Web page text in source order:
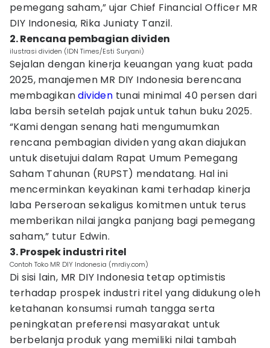
pemegang saham,” ujar Chief Financial Officer MR
DIY Indonesia, Rika Juniaty Tanzil.
2. Rencana pembagian dividen
ilustrasi dividen (IDN Times/Esti Suryani)
Sejalan dengan kinerja keuangan yang kuat pada
2025, manajemen MR DIY Indonesia berencana
membagikandividen tunai minimal 40 persen dari
laba bersih setelah pajak untuk tahun buku 2025.
“Kami dengan senang hati mengumumkan
rencana pembagian dividen yang akan diajukan
untuk disetujui dalam Rapat Umum Pemegang
Saham Tahunan (RUPST) mendatang. Hal ini
mencerminkan keyakinan kami terhadap kinerja
laba Perseroan sekaligus komitmen untuk terus
memberikan nilai jangka panjang bagi pemegang
saham,” tutur Edwin.
3. Prospek industri ritel
Contoh Toko MR DIY Indonesia (mrdiy.com)
Di sisi lain, MR DIY Indonesia tetap optimistis
terhadap prospek industri ritel yang didukung oleh
ketahanan konsumsi rumah tangga serta
peningkatan preferensi masyarakat untuk
berbelanja produk yang memiliki nilai tambah